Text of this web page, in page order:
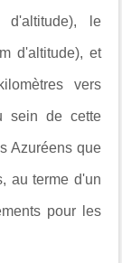
le
d'altitude), et
vers
sein de cette
Azuréens que
au terme d'un
pour les